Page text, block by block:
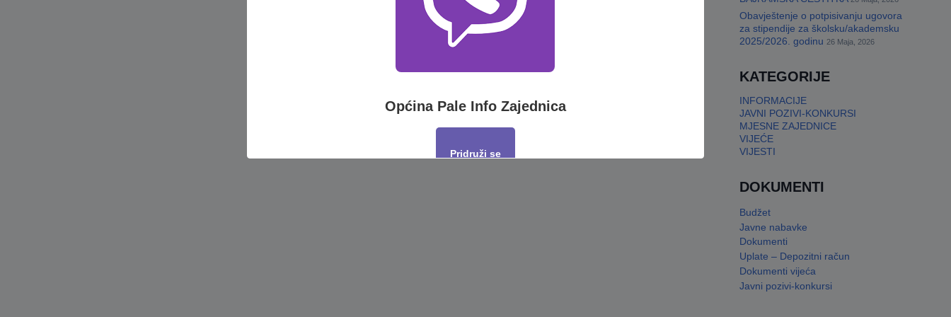
Obavještenje o potpisivanju ugovora
za stipendije za školsku/akademsku
2025/2026. godinu 26 Maja, 2026
KATEGORIJE
INFORMACIJE
JAVNI POZIVI-KONKURSI
MJESNE ZAJEDNICE
VIJEĆE
VIJESTI
DOKUMENTI
Budžet
Javne nabavke
Dokumenti
Uplate – Depozitni račun
Dokumenti vijeća
Javni pozivi-konkursi
Općina Pale Info Zajednica
Pridruži se